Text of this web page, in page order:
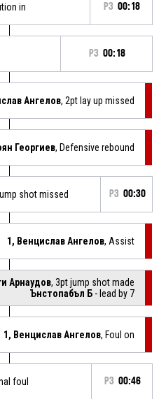
in P3 00:18
P3 00:18
Ангелов, 2pt lay up missed
Георгиев, Defensive rebound
shot missed P3 00:30
1, Венцислав Ангелов, Assist
Арнаудов, 3pt jump shot made
Ънстопабъл Б - lead by 7
1, Венцислав Ангелов, Foul on
foul P3 00:46